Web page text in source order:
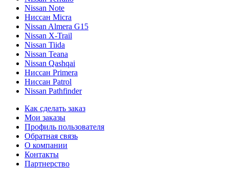
Nissan Note
Ниссан Micra
Nissan Almera G15
Nissan X-Trail
Nissan Tiida
Nissan Teana
Nissan Qashqai
Ниссан Primera
Ниссан Patrol
Nissan Pathfinder
Как сделать заказ
Мои заказы
Профиль пользователя
Обратная связь
О компании
Контакты
Партнерство